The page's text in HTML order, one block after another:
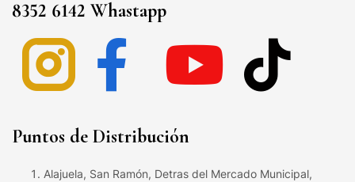
8352 6142 Whastapp
Puntos de Distribución
Alajuela, San Ramón, Detras del Mercado Municipal,